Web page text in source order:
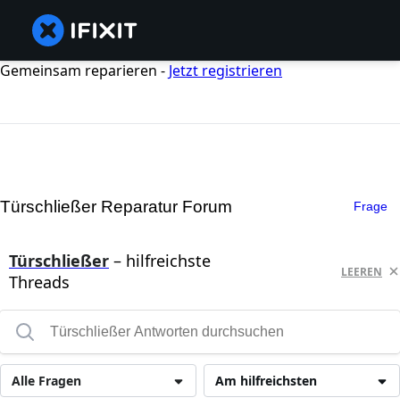
Gemeinsam reparieren - Jetzt registrieren
Türschließer Reparatur Forum Frage
Türschließer – hilfreichste
Threads
LEEREN
Am hilfreichsten
Alle Fragen